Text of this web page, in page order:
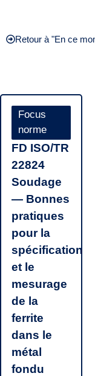
Retour à "En ce
Focus
norme
FD ISO/TR
22824
Soudage
— Bonnes
pratiques
pour la
spécification
et le
mesurage
de la
ferrite
dans le
métal
fondu